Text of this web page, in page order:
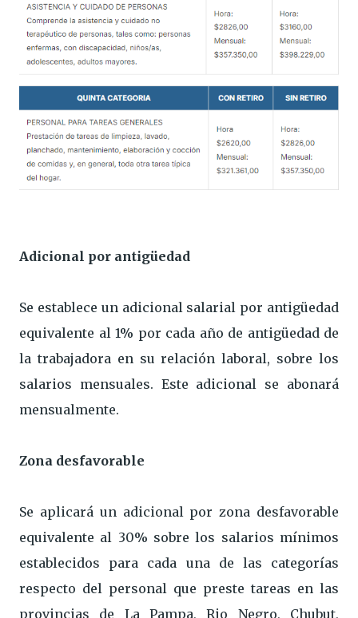
Adicional por antigüedad
Se establece un adicional salarial por antigüedad
equivalente al 1% por cada año de antigüedad de
la trabajadora en su relación laboral, sobre los
salarios mensuales. Este adicional se abonará
mensualmente.
Zona desfavorable
Se aplicará un adicional por zona desfavorable
equivalente al 30% sobre los salarios mínimos
establecidos para cada una de las categorías
respecto del personal que preste tareas en las
provincias de La Pampa, Rio Negro, Chubut,